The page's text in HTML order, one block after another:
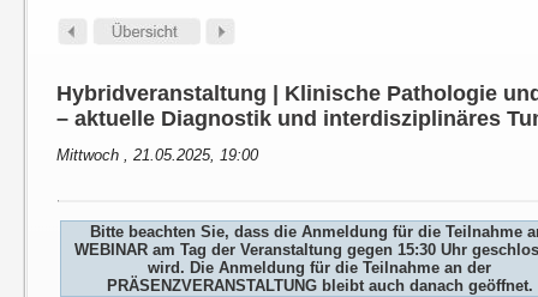
Hybridveranstaltung | Klinische Pathologie
– aktuelle Diagnostik und interdisziplinäres
Mittwoch , 21.05.2025, 19:00
Bitte beachten Sie, dass die Anmeldung für die Teilnahme
WEBINAR am Tag der Veranstaltung gegen 15:30 Uhr
wird. Die Anmeldung für die Teilnahme an der
PRÄSENZVERANSTALTUNG bleibt auch danach geöffnet.